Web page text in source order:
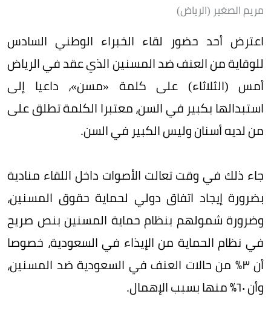
مريم الصغير (الرياض)
اعترض أحد حضور لقاء الخبراء الوطني السادس
للوقاية من العنف ضد المسنين الذي عقد في الرياض
أمس (الثلاثاء) على كلمة «مسن»، داعيا إلى
استبدالها بكبير في السن، معتبرا الكلمة تطلق على
من لديه أسنان وليس الكبير في السن.
جاء ذلك في وقت تعالت الأصوات داخل اللقاء منادية
بضرورة إيجاد اتفاق دولي لحماية حقوق المسنين،
وضرورة شمولهم بنظام حماية المسنين بنص صريح
في نظام الحماية من الإيذاء في السعودية، خصوصا
أن ٣٪‏ من حالات العنف في السعودية ضد المسنين،
وأن ٦٠٪‏ منها بسبب الإهمال.